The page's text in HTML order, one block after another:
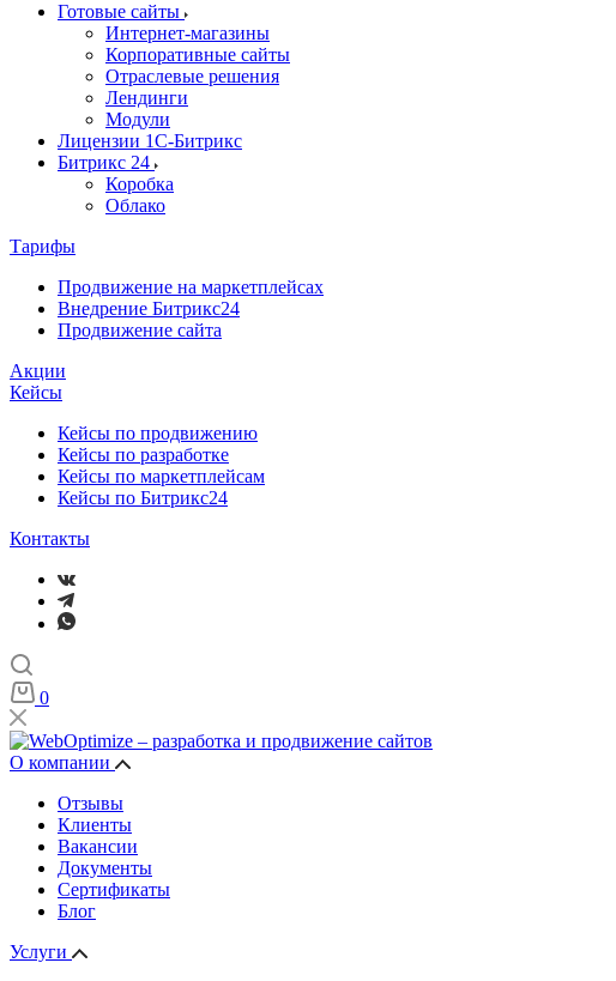
Готовые сайты
Интернет-магазины
Корпоративные сайты
Отраслевые решения
Лендинги
Модули
Лицензии 1С-Битрикс
Битрикс 24
Коробка
Облако
Тарифы
Продвижение на маркетплейсах
Внедрение Битрикс24
Продвижение сайта
Акции
Кейсы
Кейсы по продвижению
Кейсы по разработке
Кейсы по маркетплейсам
Кейсы по Битрикс24
Контакты
0
О компании
Отзывы
Клиенты
Вакансии
Документы
Сертификаты
Блог
Услуги